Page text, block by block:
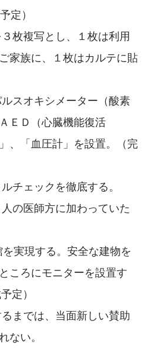
定）
枚複写とし、１枚は利用
家族に、１枚はカルテに貼
スオキシメーター（酸素
ＥＤ（心臓機能復活
、「血圧計」を設置。（完
チェックを徹底する。
の医師方に加わっていた
を実現する。安全な建物を
ころにモニターを設置す
定）
までは、当面新しい賛助
ない。